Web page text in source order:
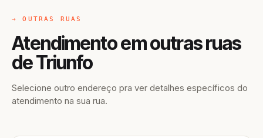
→ OUTRAS RUAS
Atendimento em outras ruas
de Triunfo
Selecione outro endereço pra ver detalhes específicos do
atendimento na sua rua.